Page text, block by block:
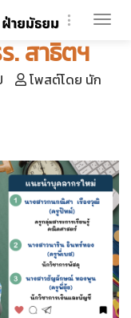
. สาธิตฯ
โพสต์โดย นัก